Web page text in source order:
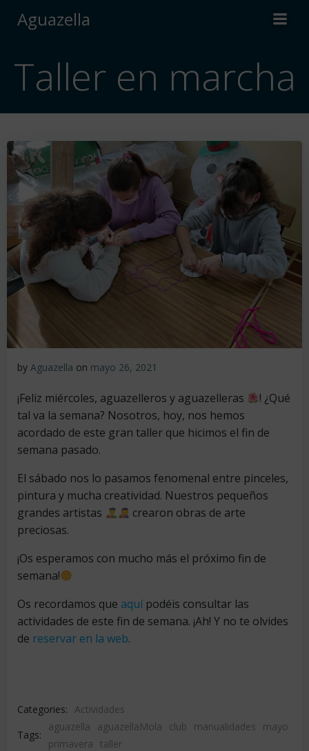
Aguazella
Taller en marcha
by Aguazella on mayo 26, 2021
¡Feliz miércoles, aguazelleros y aguazelleras
! ¿Qué
tal va la semana? Nosotros, hoy, nos hemos
acordado de este gran taller que hicimos el fin de
semana pasado.
El sábado nos lo pasamos fenomenal entre pinceles,
pintura y mucha creatividad. Nuestros pequeños
grandes artistas
crearon obras de arte
preciosas.
¡Os esperamos con mucho más el próximo fin de
semana!
Os recordamos que aquípodéis consultar las
actividades de este fin de semana. ¡Ah! Y no te olvides
de reservar en la web.
Categories: Actividades
Tags:
aguazella aguazellaMola club manualidades
mayo
primavera taller